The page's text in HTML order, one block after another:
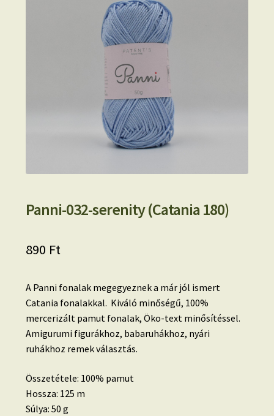
Panni-032-serenity (Catania 180)
890 Ft
A Panni fonalak megegyeznek a már jól ismert
Catania fonalakkal. Kiváló minőségű, 100%
mercerizált pamut fonalak, Öko-text minősítéssel.
Amigurumi figurákhoz, babaruhákhoz, nyári
ruhákhoz remek választás.
Összetétele: 100% pamut
Hossza: 125 m
Súlya: 50 g